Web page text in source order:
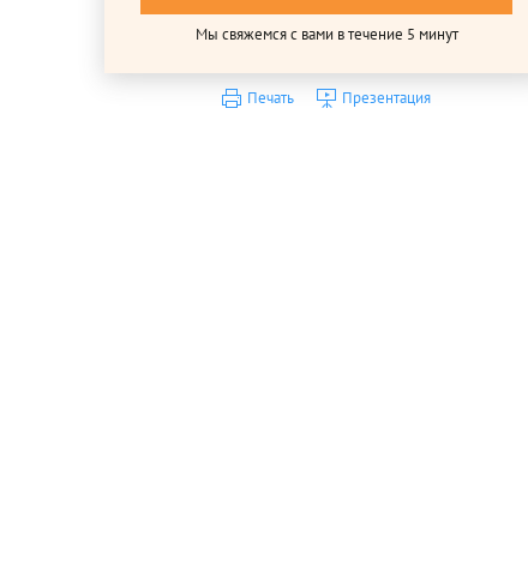
Мы свяжемся с вами в течение 5 минут
Печать Презентация